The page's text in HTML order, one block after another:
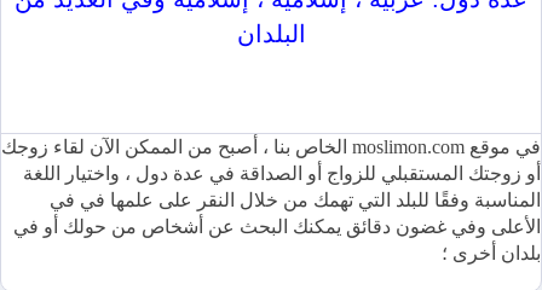
البلدان
في موقع moslimon.com الخاص بنا ، أصبح من الممكن الآن لقاء زوجك
أو زوجتك المستقبلي للزواج أو الصداقة في عدة دول ، واختيار اللغة
المناسبة وفقًا للبلد التي تهمك من خلال النقر على علمها في في
الأعلى وفي غضون دقائق يمكنك البحث عن أشخاص من حولك أو في
بلدان أخرى ؛